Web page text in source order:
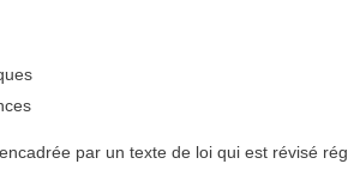
par un texte de loi qui est révisé